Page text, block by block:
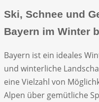
Ski, Schnee und
Bayern im Winter
Bayern ist ein ideales
und winterliche
eine Vielzahl von
Alpen über gemütliche